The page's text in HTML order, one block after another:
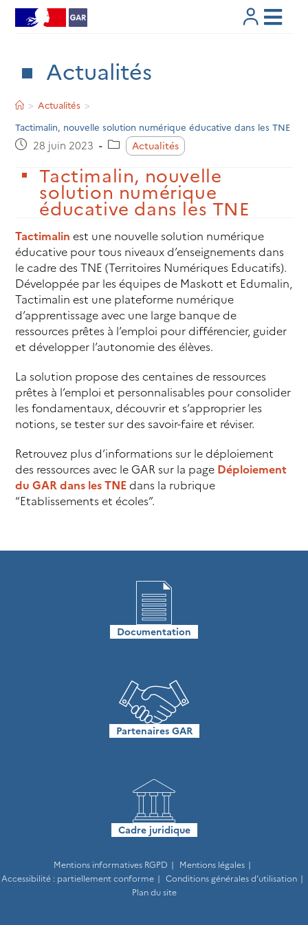
Actualités
> Actualités >
Tactimalin, nouvelle solution numérique éducative dans les TNE
Post28 juin 2023
Post
category:
Actualités
Tactimalin, nouvelle
solution numérique
éducative dans les TNE
Tactimalin est une nouvelle solution numérique
éducative pour tous niveaux d’enseignements dans
le cadre des TNE (Territoires Numériques Educatifs).
Développée par les équipes de Maskott et Edumalin,
Tactimalin est une plateforme numérique
d’apprentissage avec une large banque de
ressources prêtes à l’emploi pour différencier, guider
et développer l’autonomie des élèves.
La solution propose des centaines de ressources
prêtes à l’emploi et personnalisables pour consolider
les fondamentaux, découvrir et s’approprier les
notions, se tester sur des savoir-faire et réviser.
Retrouvez plus d’informations sur le déploiement
des ressources avec le GAR sur la page Déploiement
du GAR dans les TNE dans la rubrique
“Etablissements et écoles”.
Documentation
Partenaires GAR
Cadre juridique
Mentions informatives RGPD
Mentions légales
Accessibilité : partiellement conforme
Conditions générales d’utilisation
Plan du site